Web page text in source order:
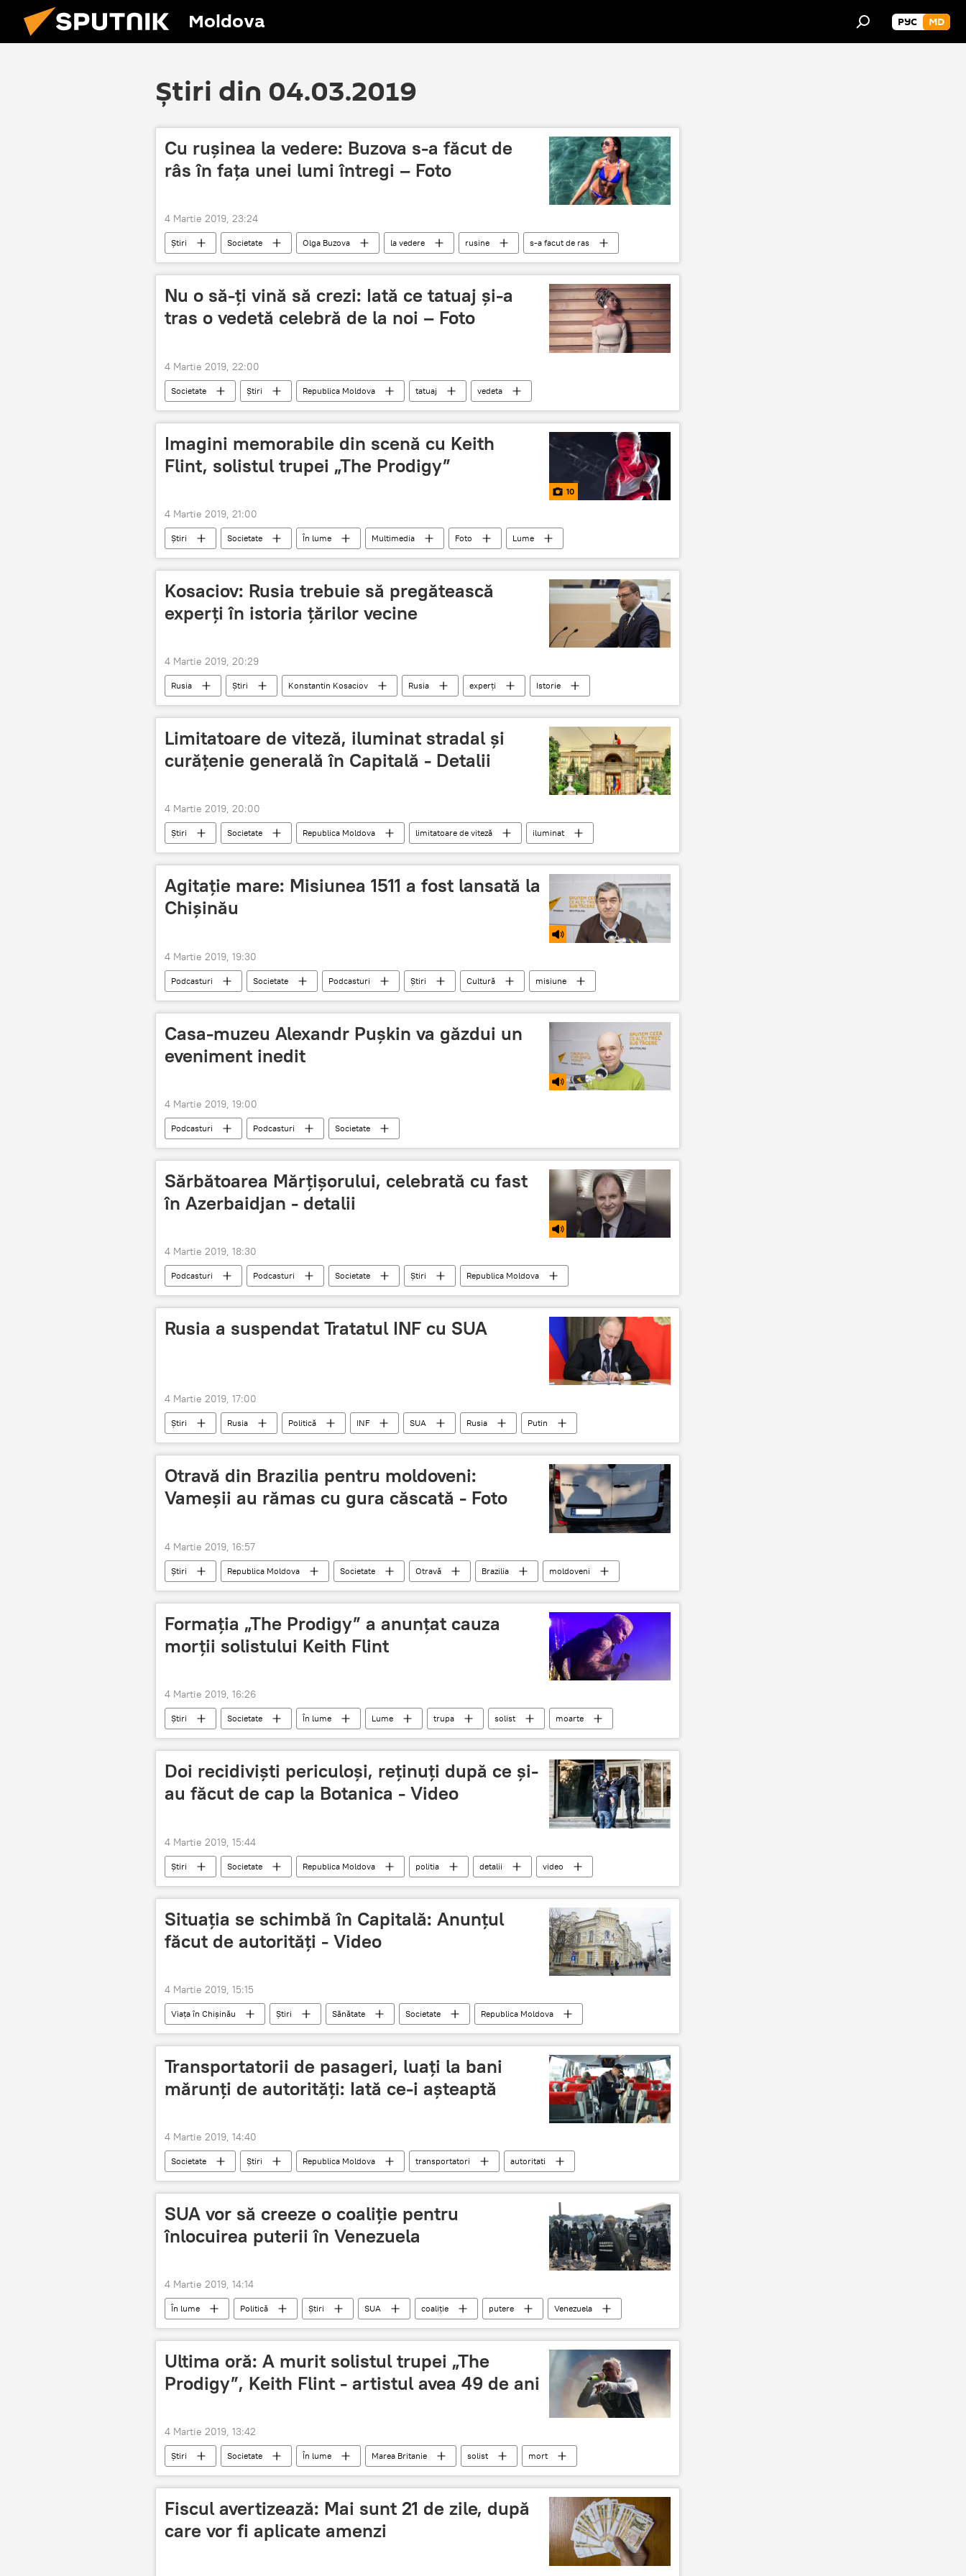
Moldova РУС MD
Știri din 04.03.2019
Cu rușinea la vedere: Buzova s-a făcut de
râs în fața unei lumi întregi – Foto
4 Martie 2019, 23:24
Știri Societate Olga Buzova la vedere rusine
s-a facut de ras
Instagram
Foto
Nu o să-ți vină să crezi: Iată ce tatuaj și-a
tras o vedetă celebră de la noi – Foto
4 Martie 2019, 22:00
Societate Știri Republica Moldova tatuaj
vedeta
nu o să-ți vină să crezi
Imagini memorabile din scenă cu Keith
Flint, solistul trupei „The Prodigy”
10
4 Martie 2019, 21:00
Știri Societate În lume Multimedia Foto
Lume
imagini
Scena solist trupa
Kosaciov: Rusia trebuie să pregătească
experți în istoria țărilor vecine
4 Martie 2019, 20:29
Rusia Știri Konstantin Kosaciov Rusia experți
Istorie
țări vecine
Limitatoare de viteză, iluminat stradal și
curățenie generală în Capitală - Detalii
4 Martie 2019, 20:00
Știri Societate Republica Moldova limitatoare de viteză
iluminat
curatenie
Agitație mare: Misiunea 1511 a fost lansată la
Chișinău
4 Martie 2019, 19:30
Podcasturi Societate Podcasturi Știri Cultură
misiune
carte
lansare Chisinau
Casa-muzeu Alexandr Pușkin va găzdui un
eveniment inedit
4 Martie 2019, 19:00
Podcasturi Podcasturi Societate
Sărbătoarea Mărțișorului, celebrată cu fast
în Azerbaidjan - detalii
4 Martie 2019, 18:30
Podcasturi Podcasturi Societate Știri
Republica Moldova
Cultură
Mărțișor ambasada Azerbaidjan
Rusia a suspendat Tratatul INF cu SUA
4 Martie 2019, 17:00
Știri Rusia Politică INF SUA Rusia Putin
Otravă din Brazilia pentru moldoveni:
Vameșii au rămas cu gura căscată - Foto
4 Martie 2019, 16:57
Știri Republica Moldova Societate Otravă Brazilia
moldoveni
vameși
au ramas cu gura cascata
Formația „The Prodigy” a anunțat cauza
morții solistului Keith Flint
4 Martie 2019, 16:26
Știri Societate În lume Lume trupa solist
moarte
cauza
Doi recidiviști periculoși, reținuți după ce și-
au făcut de cap la Botanica - Video
4 Martie 2019, 15:44
Știri Societate Republica Moldova politia detalii
video
recidivisti
si-au facut de cap Botanica
Situația se schimbă în Capitală: Anunțul
făcut de autorități - Video
4 Martie 2019, 15:15
Viața în Chișinău Știri Sănătate Societate
Republica Moldova
Informații
capitală anunț video
Transportatorii de pasageri, luați la bani
mărunți de autorități: Iată ce-i așteaptă
4 Martie 2019, 14:40
Societate Știri Republica Moldova transportatori
autoritati
concurenta
Ilegal
SUA vor să creeze o coaliție pentru
înlocuirea puterii în Venezuela
4 Martie 2019, 14:14
În lume Politică Știri SUA coaliție putere Venezuela
Ultima oră: A murit solistul trupei „The
Prodigy”, Keith Flint - artistul avea 49 de ani
4 Martie 2019, 13:42
Știri Societate În lume Marea Britanie solist mort
Fiscul avertizează: Mai sunt 21 de zile, după
care vor fi aplicate amenzi